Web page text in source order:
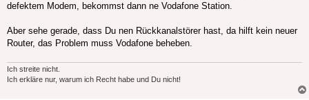
defektem Modem, bekommst dann ne Vodafone Station.
Aber sehe gerade, dass Du nen Rückkanalstörer hast, da hilft kein neuer
Router, das Problem muss Vodafone beheben.
Ich streite nicht.
Ich erkläre nur, warum ich Recht habe und Du nicht!